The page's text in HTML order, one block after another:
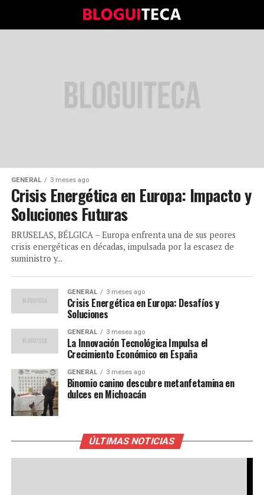
GENERAL 3 meses ago
Crisis Energética en Europa: Impacto y
Soluciones Futuras
BRUSELAS, BÉLGICA – Europa enfrenta una de sus peores
crisis energéticas en décadas, impulsada por la escasez de
suministro y...
GENERAL 3 meses ago
Crisis Energética en Europa: Desafíos y
Soluciones
GENERAL 3 meses ago
La Innovación Tecnológica Impulsa el
Crecimiento Económico en España
GENERAL 3 meses ago
Binomio canino descubre metanfetamina en
dulces en Michoacán
ÚLTIMAS NOTICIAS